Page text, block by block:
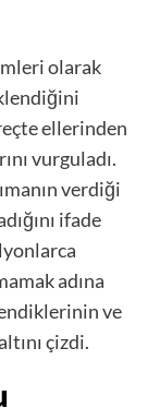
olarak
ellerinden
vurguladı.
verdiği
ifade
adına
ve
çizdi.